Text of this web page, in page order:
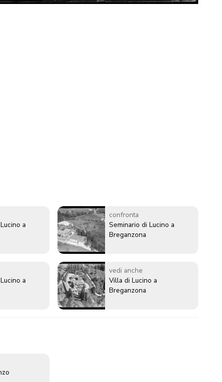
a
confronta
Seminario di Lucino a
Breganzona
a
vedi anche
Villa di Lucino a
Breganzona